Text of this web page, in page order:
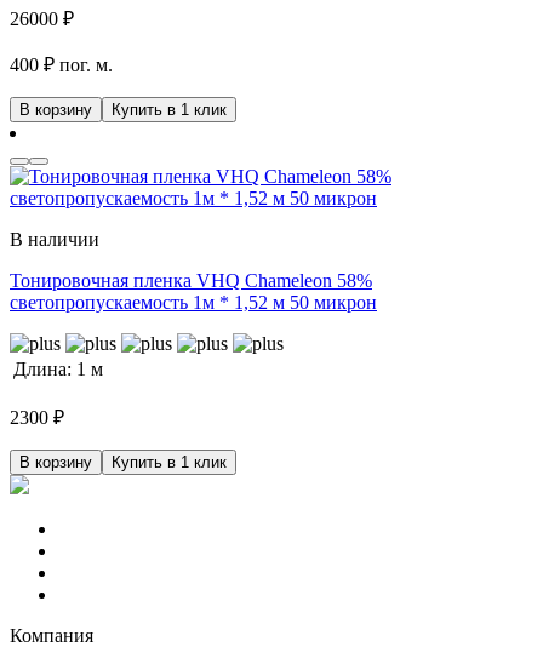
26000 ₽
400 ₽ пог. м.
В корзину Купить в 1 клик
В наличии
Тонировочная пленка VHQ Chameleon 58%
светопропускаемость 1м * 1,52 м 50 микрон
Длина: 1 м
2300 ₽
В корзину Купить в 1 клик
Компания